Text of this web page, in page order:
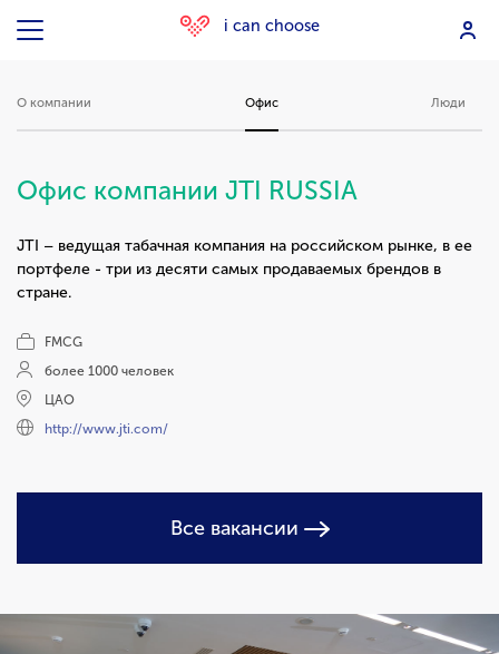
i can choose
О компании Офис Люди
Офис компании JTI RUSSIA
JTI – ведущая табачная компания на российском рынке, в ее
портфеле - три из десяти самых продаваемых брендов в
стране.
FMCG
более 1000 человек
ЦАО
http://www.jti.com/
Все вакансии